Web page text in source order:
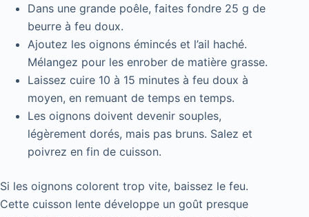
Dans une grande poêle, faites fondre 25 g de
beurre à feu doux.
Ajoutez les oignons émincés et l’ail haché.
Mélangez pour les enrober de matière grasse.
Laissez cuire 10 à 15 minutes à feu doux à
moyen, en remuant de temps en temps.
Les oignons doivent devenir souples,
légèrement dorés, mais pas bruns. Salez et
poivrez en fin de cuisson.
Si les oignons colorent trop vite, baissez le feu.
Cette cuisson lente développe un goût presque